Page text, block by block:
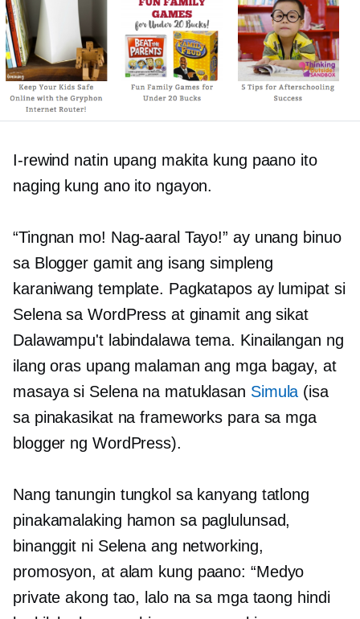
I-rewind natin upang makita kung paano ito
naging kung ano ito ngayon.
“Tingnan mo! Nag-aaral Tayo!” ay unang binuo
sa Blogger gamit ang isang simpleng
karaniwang template. Pagkatapos ay lumipat si
Selena sa WordPress at ginamit ang sikat
Dalawampu't labindalawatema. Kinailangan ng
ilang oras upang malaman ang mga bagay, at
masaya si Selena na matuklasan Simula (isa
sa pinakasikat na frameworks para sa mga
blogger ng WordPress).
Nang tanungin tungkol sa kanyang tatlong
pinakamalaking hamon sa paglulunsad,
binanggit ni Selena ang networking,
promosyon, at alam kung paano: “Medyo
private akong tao, lalo na sa mga taong hindi